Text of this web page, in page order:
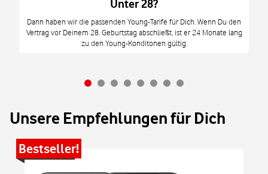
Unter 28?
Dann haben wir die passenden Young-Tarife für Dich. Wenn Du den
Vertrag vor Deinem 28. Geburtstag abschließt, ist er 24 Monate lang
zu den Young-Konditonen gültig.
Unsere Empfehlungen für Dich
Bestseller!